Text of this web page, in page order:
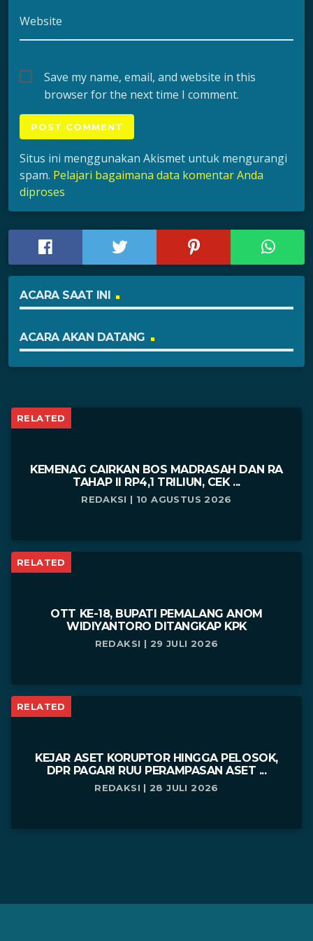
Website
Save my name, email, and website in this
browser for the next time I comment.
Situs ini menggunakan Akismet untuk mengurangi
spam. Pelajari bagaimana data komentar Anda
diproses
ACARA SAAT INI
ACARA AKAN DATANG
RELATED
KEMENAG CAIRKAN BOS MADRASAH DAN RA
TAHAP II RP4,1 TRILIUN, CEK ...
REDAKSI | 10 AGUSTUS 2026
RELATED
OTT KE-18, BUPATI PEMALANG ANOM
WIDIYANTORO DITANGKAP KPK
REDAKSI | 29 JULI 2026
RELATED
KEJAR ASET KORUPTOR HINGGA PELOSOK,
DPR PAGARI RUU PERAMPASAN ASET ...
REDAKSI | 28 JULI 2026